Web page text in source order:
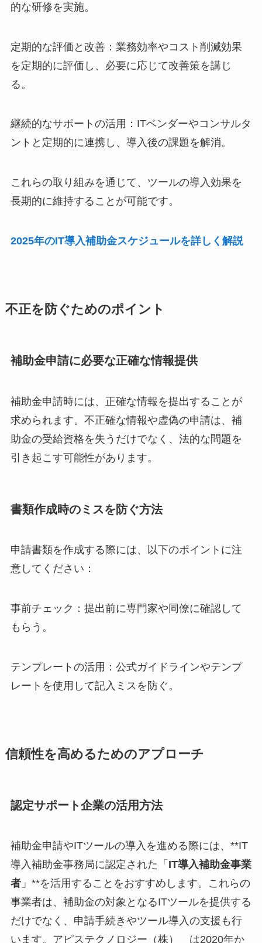
的な研修を実施。
定期的な評価と改善：業務効率やコスト削減効果
を定期的に評価し、必要に応じて改善策を講じ
る。
継続的なサポートの活用：ITベンダーやコンサルタ
ントと定期的に連携し、導入後の課題を解消。
これらの取り組みを通じて、ツールの導入効果を
長期的に維持することが可能です。
2025年のIT導入補助金スケジュールを詳しく解説
不正を防ぐためのポイント
補助金申請に必要な正確な情報提供
補助金申請時には、正確な情報を提出することが
求められます。不正確な情報や虚偽の申請は、補
助金の受給資格を失うだけでなく、法的な問題を
引き起こす可能性があります。
書類作成時のミスを防ぐ方法
申請書類を作成する際には、以下のポイントに注
意してください：
事前チェック：提出前に専門家や同僚に確認して
もらう。
テンプレートの活用：公式ガイドラインやテンプ
レートを使用して記入ミスを防ぐ。
信頼性を高めるためのアプローチ
認定サポート企業の活用方法
補助金申請やITツールの導入を進める際には、**IT
導入補助金事務局に認定された「 IT導入補助金事業
者」**を活用することをおすすめします。これらの
事業者は、補助金の対象となるITツールを提供する
だけでなく、申請手続きやツール導入の支援も行
います。アピステクノロジー（株） は2020年か